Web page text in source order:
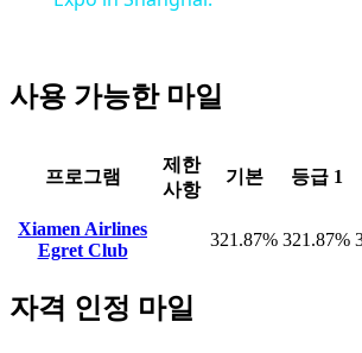
사용 가능한 마일
프로그램
제한
사항
기본 등급 1
Xiamen Airlines
Egret Club
321.87% 321.87%
자격 인정 마일